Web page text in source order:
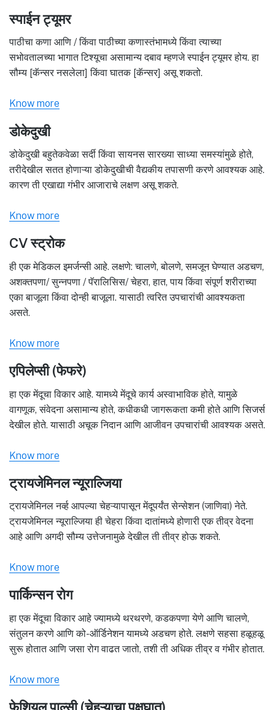
स्पाईन ट्यूमर
पाठीचा कणा आणि / किंवा पाठीच्या कणास्तंभामध्ये किंवा त्याच्या
सभोवतालच्या भागात टिश्यूचा असामान्य दबाव म्हणजे स्पाईन ट्यूमर होय. हा
सौम्य [कॅन्सर नसलेला] किंवा घातक [कॅन्सर] असू शकतो.
Know more
डोकेदुखी
डोकेदुखी बहुतेकवेळा सर्दी किंवा सायनस सारख्या साध्या समस्यांमुळे होते,
तरीदेखील सतत होणाऱ्या डोकेदुखीची वैद्यकीय तपासणी करणे आवश्यक आहे.
कारण ती एखाद्या गंभीर आजाराचे लक्षण असू शकते.
Know more
CV स्ट्रोक
ही एक मेडिकल इमर्जन्सी आहे. लक्षणे: चालणे, बोलणे, समजून घेण्यात अडचण,
अशक्तपणा/ सुन्नपणा / पॅरालिसिस/ चेहरा, हात, पाय किंवा संपूर्ण शरीराच्या
एका बाजूला किंवा दोन्ही बाजूला. यासाठी त्वरित उपचारांची आवश्यकता
असते.
Know more
एपिलेप्सी (फेफरे)
हा एक मेंदूचा विकार आहे. यामध्ये मेंदूचे कार्य अस्वाभाविक होते, यामुळे
वागणूक, संवेदना असामान्य होते, कधीकधी जागरूकता कमी होते आणि सिजर्स
देखील होते. यासाठी अचूक निदान आणि आजीवन उपचारांची आवश्यक असते.
Know more
ट्रायजेमिनल न्यूराल्जिया
ट्रायजेमिनल नर्व्ह आपल्या चेहऱ्यापासून मेंदूपर्यंत सेन्सेशन (जाणिवा) नेते.
ट्रायजेमिनल न्यूराल्जिया ही चेहरा किंवा दातांमध्ये होणारी एक तीव्र वेदना
आहे आणि अगदी सौम्य उत्तेजनामुळे देखील ती तीव्र होऊ शकते.
Know more
पार्किन्सन रोग
हा एक मेंदूचा विकार आहे ज्यामध्ये थरथरणे, कडकपणा येणे आणि चालणे,
संतुलन करणे आणि को-ऑर्डिनेशन यामध्ये अडचण होते. लक्षणे सहसा हळूहळू
सुरू होतात आणि जसा रोग वाढत जातो, तशी ती अधिक तीव्र व गंभीर होतात.
Know more